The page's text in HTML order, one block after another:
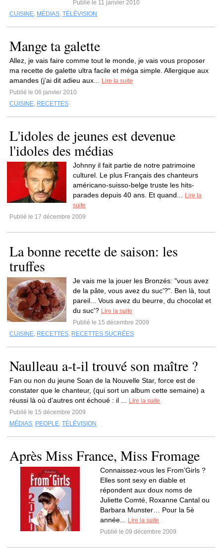
Publié le 11 janvier 2010
CUISINE, MÉDIAS, TÉLÉVISION
Mange ta galette
Allez, je vais faire comme tout le monde, je vais vous proposer
ma recette de galette ultra facile et méga simple. Allergique aux
amandes (j’ai dit adieu aux...
Lire la suite
Publié le 06 janvier 2010
CUISINE, RECETTES
L'idoles de jeunes est devenue
l'idoles des médias
Johnny il fait partie de notre patrimoine
culturel. Le plus Français des chanteurs
américano-suisso-belge truste les hits-
parades depuis 40 ans. Et quand...
Lire la
suite
Publié le 17 décembre 2009
La bonne recette de saison: les
truffes
Je vais me la jouer les Bronzés: "vous avez
de la pâte, vous avez du suc'?". Ben là, tout
pareil... Vous avez du beurre, du chocolat et
du suc'? Lire la suite
Publié le 15 décembre 2009
CUISINE, RECETTES, RECETTES SUCRÉES
Naulleau a-t-il trouvé son maître ?
Fan ou non du jeune Soan de la Nouvelle Star, force est de
constater que le chanteur, (qui sort un album cette semaine) a
réussi là où d’autres ont échoué : il ...
Lire la suite
Publié le 15 décembre 2009
MÉDIAS, PEOPLE, TÉLÉVISION
Après Miss France, Miss Fromage
Connaissez-vous les From’Girls ?
Elles sont sexy en diable et
répondent aux doux noms de
Juliette Comté, Roxanne Cantal ou
Barbara Munster… Pour la 5è
année...
Lire la suite
Publié le 09 décembre 2009